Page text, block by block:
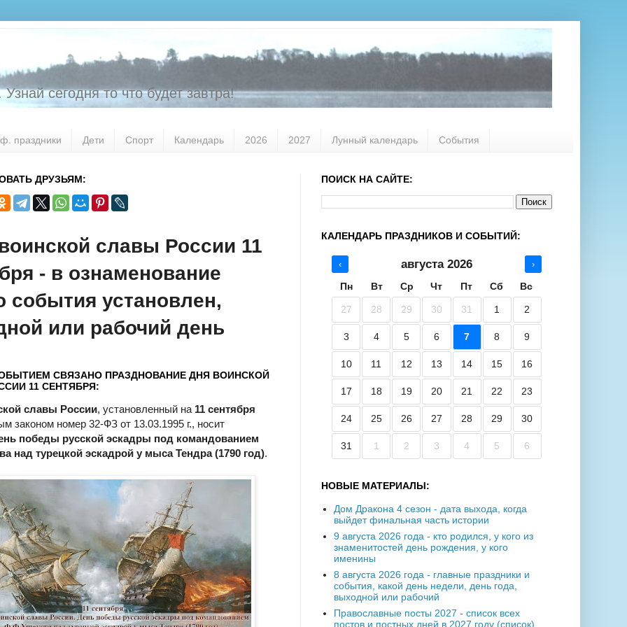
сегодня то что будет завтра!
праздники Дети Спорт Календарь 2026 2027 Лунный календарь События
ДРУЗЬЯМ:
славы России 11
- в ознаменование
события установлен,
или рабочий день
СВЯЗАНО ПРАЗДНОВАНИЕ ДНЯ ВОИНСКОЙ
11 СЕНТЯБРЯ:
славы России, установленный на 11 сентября
законом номер 32-ФЗ от 13.03.1995 г., носит
победы русской эскадры под командованием
над турецкой эскадрой у мыса Тендра (1790 год).
ПОИСК НА САЙТЕ:
КАЛЕНДАРЬ ПРАЗДНИКОВ И СОБЫТИЙ:
‹ августа 2026 ›
Пн Вт Ср Чт Пт Сб Вс
27 28 29 30 31 1 2
3 4 5 6 7 8 9
10 11 12 13 14 15 16
17 18 19 20 21 22 23
24 25 26 27 28 29 30
31 1 2 3 4 5 6
НОВЫЕ МАТЕРИАЛЫ:
Дом Дракона 4 сезон - дата выхода, когда
выйдет финальная часть истории
9 августа 2026 года - кто родился, у кого из
знаменитостей день рождения, у кого
именины
8 августа 2026 года - главные праздники и
события, какой день недели, день года,
выходной или рабочий
Православные посты 2027 - список всех
постов и постных дней в 2027 году (список)